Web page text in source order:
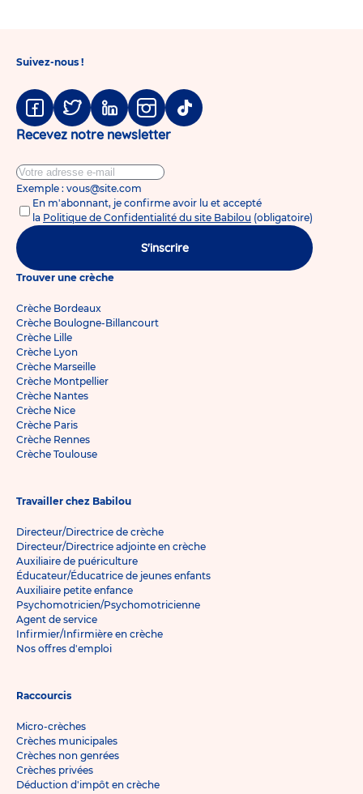
Suivez-nous !
Facebook
TwitterLinkedinInstagram
Tiktok
Recevez notre newsletter
Exemple : vous@site.com
En m'abonnant, je confirme avoir lu et accepté
la Politique de Confidentialité du site Babilou (obligatoire)
S'inscrire
Trouver une crèche
Crèche Bordeaux
Crèche Boulogne-Billancourt
Crèche Lille
Crèche Lyon
Crèche Marseille
Crèche Montpellier
Crèche Nantes
Crèche Nice
Crèche Paris
Crèche Rennes
Crèche Toulouse
Travailler chez Babilou
Directeur/Directrice de crèche
Directeur/Directrice adjointe en crèche
Auxiliaire de puériculture
Éducateur/Éducatrice de jeunes enfants
Auxiliaire petite enfance
Psychomotricien/Psychomotricienne
Agent de service
Infirmier/Infirmière en crèche
Nos offres d'emploi
Raccourcis
Micro-crèches
Crèches municipales
Crèches non genrées
Crèches privées
Déduction d'impôt en crèche